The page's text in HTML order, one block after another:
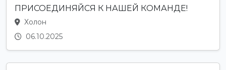
ПРИСОЕДИНЯЙСЯ К НАШЕЙ КОМАНДЕ!
Холон
06.10.2025